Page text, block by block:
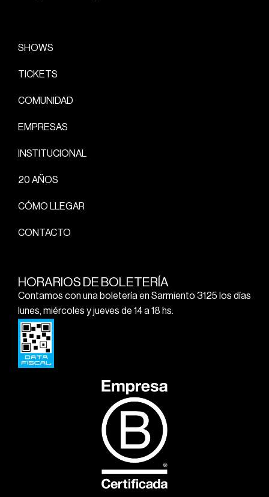
SHOWS
TICKETS
COMUNIDAD
EMPRESAS
INSTITUCIONAL
20 AÑOS
CÓMO LLEGAR
CONTACTO
HORARIOS DE BOLETERÍA
Contamos con una boletería en Sarmiento 3125 los días
lunes, miércoles y jueves de 14 a 18 hs.